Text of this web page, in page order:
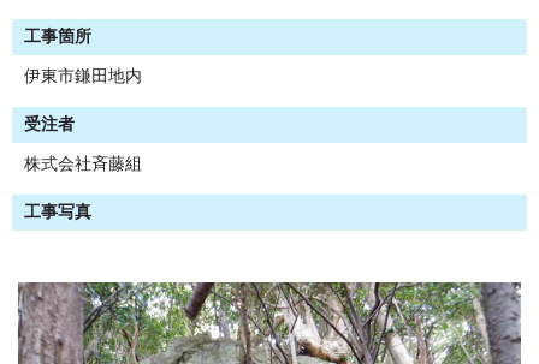
工事箇所
伊東市鎌田地内
受注者
株式会社斉藤組
工事写真